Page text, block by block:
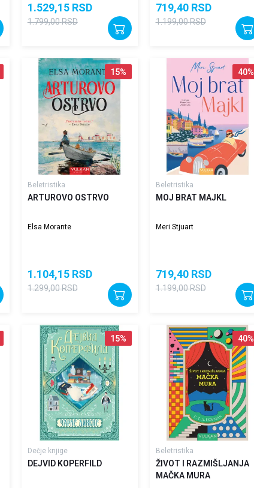
1.529,15 RSD
1.799,00RSD
719,40 RSD
1.199,00RSD
15%
Beletristika
ARTUROVO OSTRVO
Elsa Morante
1.104,15 RSD
1.299,00RSD
40%
Beletristika
MOJ BRAT MAJKL
Meri Stjuart
719,40 RSD
1.199,00RSD
15%
Dečje knjige
DEJVID KOPERFILD
40%
Beletristika
ŽIVOT I RAZMIŠLJANJA
MAČKA MURA